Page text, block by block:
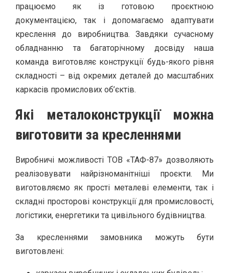
працюємо як із готовою проєктною
документацією, так і допомагаємо адаптувати
креслення до виробництва. Завдяки сучасному
обладнанню та багаторічному досвіду наша
команда виготовляє конструкції будь-якого рівня
складності – від окремих деталей до масштабних
каркасів промислових об’єктів.
Які металоконструкції можна
виготовити за кресленнями
Виробничі можливості ТОВ «ТАФ-87» дозволяють
реалізовувати найрізноманітніші проєкти. Ми
виготовляємо як прості металеві елементи, так і
складні просторові конструкції для промисловості,
логістики, енергетики та цивільного будівництва.
За кресленнями замовника можуть бути
виготовлені: